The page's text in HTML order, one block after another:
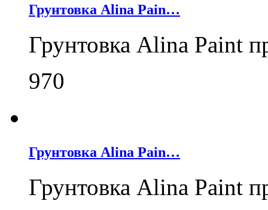
Грунтовка Alina Pain…
Грунтовка Alina Paint
970
Грунтовка Alina Pain…
Грунтовка Alina Paint